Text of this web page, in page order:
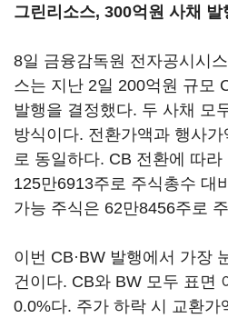
그린리소스, 300억원 사채
8일 금융감독원 전자공시시
스는 지난 2일 200억원 규모
발행을 결정했다. 두 사채 모
방식이다. 전환가액과 행사
로 동일하다. CB 전환에 따
125만6913주로 주식총수 대
가능 주식은 62만8456주로
이번 CB·BW 발행에서 가장
건이다. CB와 BW 모두 표면
0.0%다. 주가 하락 시 교환가